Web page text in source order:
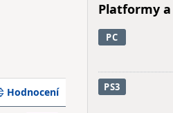
Hodnocení
Platformy
PC
PS3